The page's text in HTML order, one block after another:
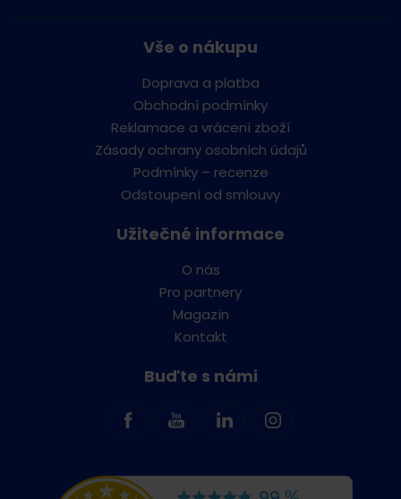
Vše o nákupu
Doprava a platba
Obchodní podmínky
Reklamace a vrácení zboží
Zásady ochrany osobních údajů
Podmínky – recenze
Odstoupení od smlouvy
Užitečné informace
O nás
Pro partnery
Magazín
Kontakt
Buďte s námi